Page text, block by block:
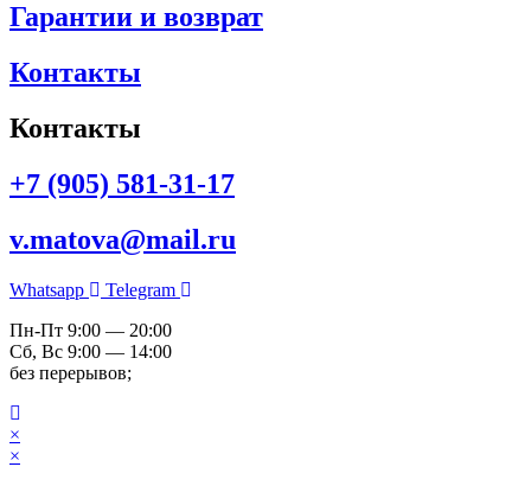
Гарантии и возврат
Контакты
Контакты
+7 (905) 581-31-17
v.matova@mail.ru
Whatsapp
Telegram
Пн-Пт 9:00 — 20:00
Сб, Вс 9:00 — 14:00
без перерывов;
×
×